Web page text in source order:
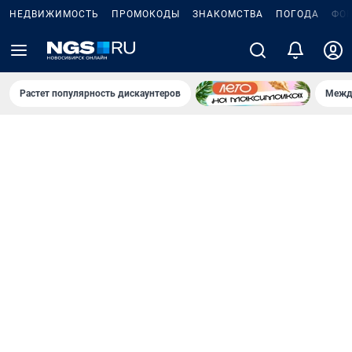
НЕДВИЖИМОСТЬ ПРОМОКОДЫ ЗНАКОМСТВА ПОГОДА
Растет популярность дискаунтеров